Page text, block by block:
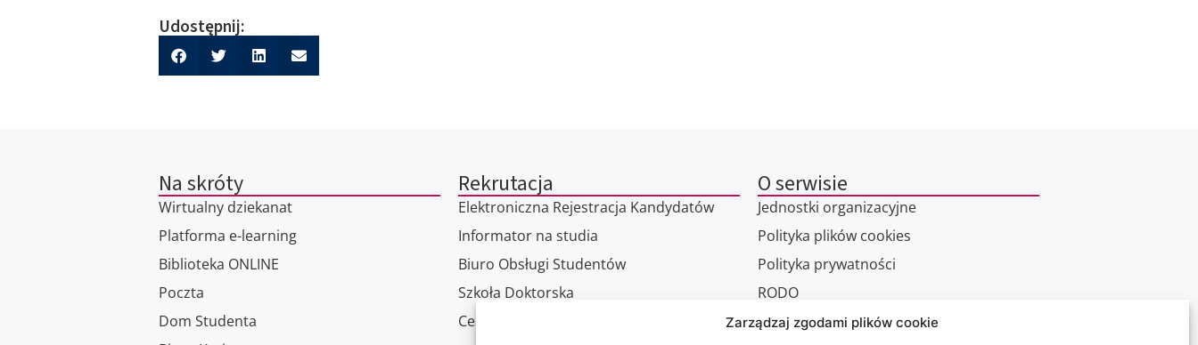
Zarządzaj zgodami plików cookie
Udostępnij:
Na skróty
Wirtualny dziekanat
Platforma e-learning
Biblioteka ONLINE
Poczta
Dom Studenta
Rekrutacja
Elektroniczna Rejestracja Kandydatów
Informator na studia
Biuro Obsługi Studentów
Szkoła Doktorska
Centrum Studiów Podyplomowych
O serwisie
Jednostki organizacyjne
Polityka plików cookies
Polityka prywatności
RODO
Wirtualny spacer